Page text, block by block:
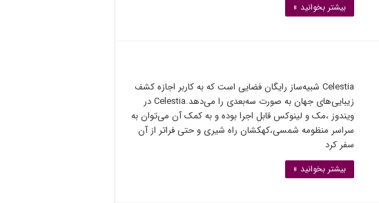
بیشتر بخوانید »
Celestia شبیه‌ساز رایگان فضایی است که به کاربر اجازه کشف
زیبایی‌های جهان به صورت سه‌بعدی را می‌دهد.Celestia در
ویندوز ،مک و لینوکس قابل اجرا بوده و به کمک آن می‌توان به
سراسر منظومه شمسی،کهکشان راه شیری و حتی فراتر از آن
سفر کرد
بیشتر بخوانید »